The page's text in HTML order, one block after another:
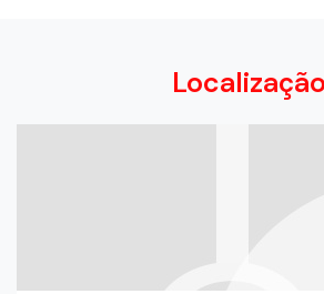
Localização